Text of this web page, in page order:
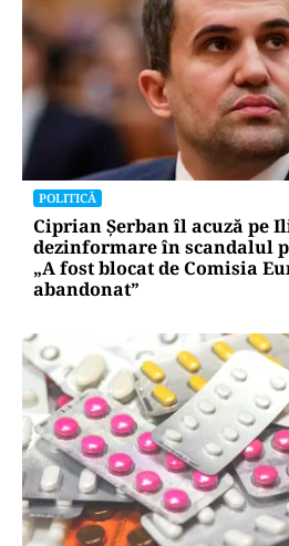
POLITICĂ
Ciprian Șerban îl acuză pe
dezinformare în scandalul
„A fost blocat de Comisia
abandonat”